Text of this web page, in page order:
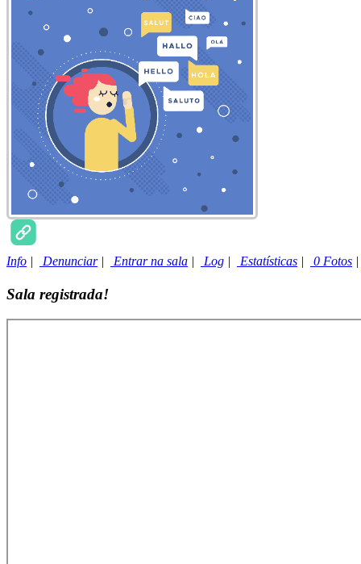
Info | Denunciar| Entrar na sala | Log | Estatísticas | 0 Fotos
Sala registrada!